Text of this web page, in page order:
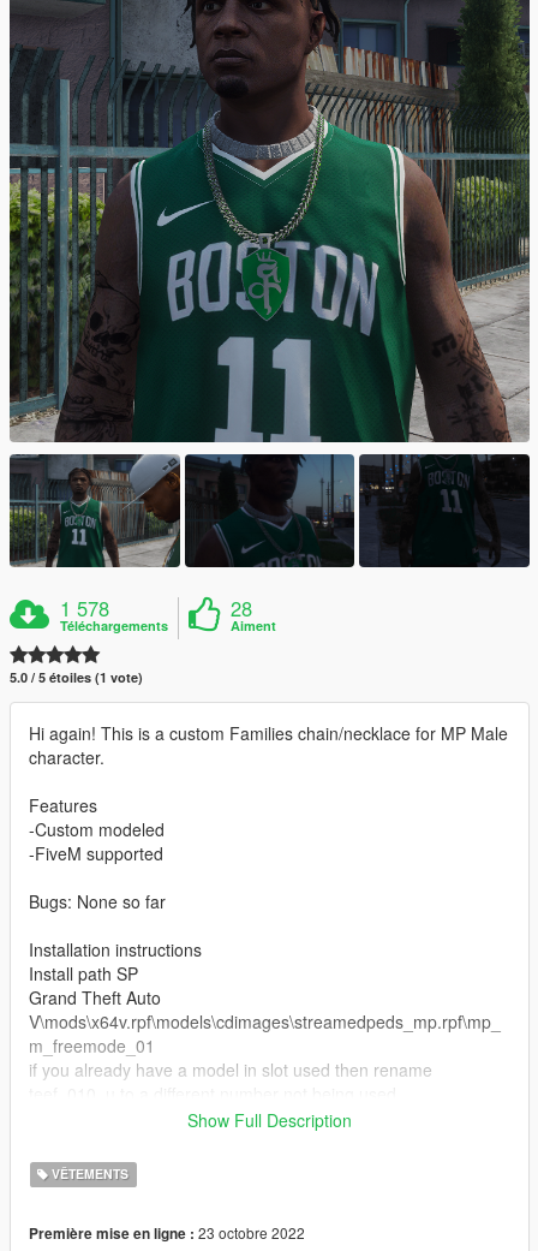
1 578
Téléchargements
28
Aiment
5.0 / 5 étoiles (1 vote)
Hi again! This is a custom Families chain/necklace for MP Male
character.
Features
-Custom modeled
-FiveM supported
Bugs: None so far
Installation instructions
Install path SP
Grand Theft Auto
V\mods\x64v.rpf\models\cdimages\streamedpeds_mp.rpf\mp_
m_freemode_01
if you already have a model in slot used then rename
1. Rename files to desired names, and place in FiveM stream
folder.
Show Full Description
VÊTEMENTS
Première mise en ligne : 23 octobre 2022